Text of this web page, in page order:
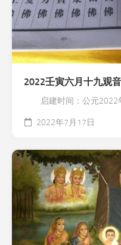
2022壬寅六月十九观
启建时间：公元2022
2022年7月17日